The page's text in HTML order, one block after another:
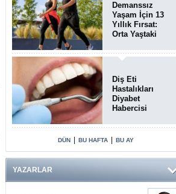
Sistemi)
07.08.2026
Demanssız
Yaşam İçin 13
Yıllık Fırsat:
Orta Yaştaki
Beyin Sağlığını
Belirliyor
Diş Eti
Hastalıkları
Diyabet
Habercisi
Sağlığı Ve
Şeker
Yönlü Bağ
DÜN BU HAFTA BU AY
YAZARLAR